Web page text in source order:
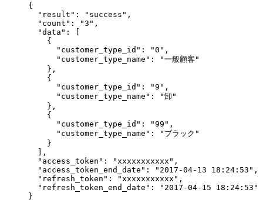
{
"result" : " success " ,
"count" : "3 " ,
"data" : [
{
"customer_type_id" : "0 " ,
"customer_type_name" : "一般顧客 "
},
{
"customer_type_id" : "9 " ,
"customer_type_name" : "卸 "
},
{
"customer_type_id" : "99 " ,
"customer_type_name" : " ブラック "
}
],
"access_token" : " xxxxxxxxxxx " ,
"access_token_end_date" : " 2017-04-13 18:24:53 " ,
"refresh_token" : " xxxxxxxxxxx " ,
"refresh_token_end_date" : " 2017-04-15 18:24:53 "
}